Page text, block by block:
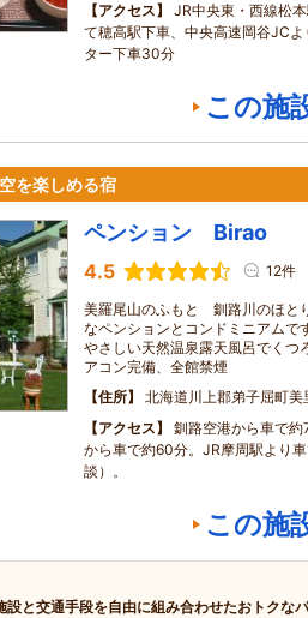
アクセス
JR中央東・西線松
て穂高駅下車、中央高速岡谷JC
ター下車30分
この施
を楽しめる宿
ペンション Birao
4.5 12件
美羅尾山のふもと 釧路川のほと
なペンションとコンドミニアムで
やさしい天然温泉露天風呂でくつ
アコン完備、全館禁煙
住所
北海道川上郡弟子屈町
アクセス
釧路空港から車で
から車で約60分。JR摩周駅より
談）。
この施
設と交通手段を自由に組み合わせたおトクな